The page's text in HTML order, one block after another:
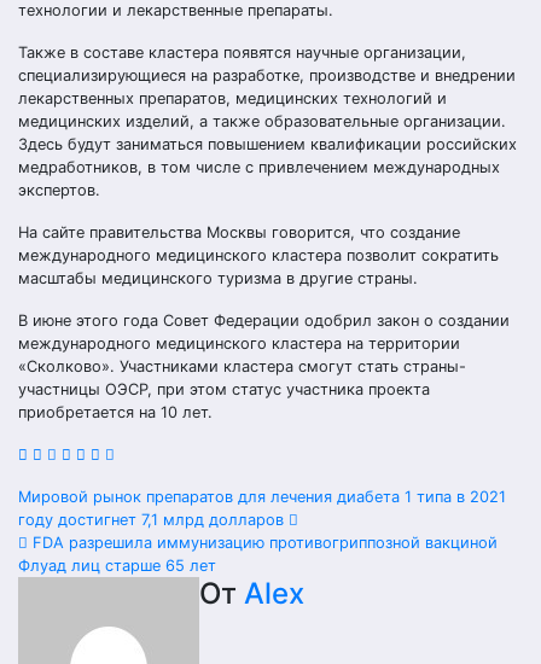
технологии и лекарственные препараты.
Также в составе кластера появятся научные организации,
специализирующиеся на разработке, производстве и внедрении
лекарственных препаратов, медицинских технологий и
медицинских изделий, а также образовательные организации.
Здесь будут заниматься повышением квалификации российских
медработников, в том числе с привлечением международных
экспертов.
На сайте правительства Москвы говорится, что создание
международного медицинского кластера позволит сократить
масштабы медицинского туризма в другие страны.
В июне этого года Совет Федерации одобрил закон о создании
международного медицинского кластера на территории
«Сколково». Участниками кластера смогут стать страны-
участницы ОЭСР, при этом статус участника проекта
приобретается на 10 лет.
Навигация
по
Мировой рынок препаратов для лечения диабета 1 типа в 2021
году достигнет 7,1 млрд долларов
FDA разрешила иммунизацию противогриппозной вакциной
Флуад лиц старше 65 лет
От Alex